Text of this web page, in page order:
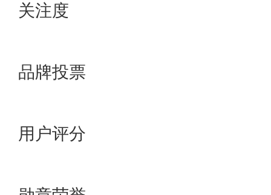
关注度
品牌投票
用户评分